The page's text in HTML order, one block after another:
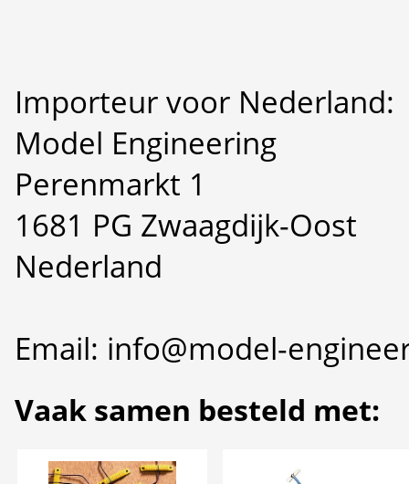
Importeur voor Nederland:
Model Engineering
Perenmarkt 1
1681 PG Zwaagdijk-Oost
Nederland
Email: info@model-
Vaak samen besteld met: